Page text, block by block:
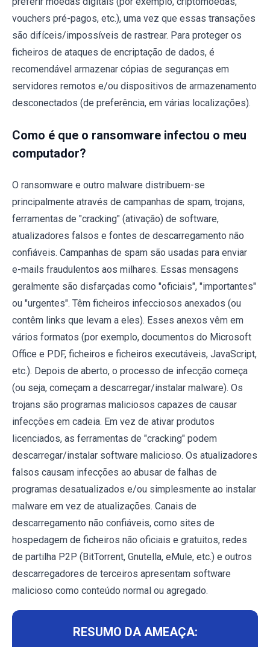
vouchers pré-pagos, etc.), uma vez que essas transações
são difíceis/impossíveis de rastrear. Para proteger os
ficheiros de ataques de encriptação de dados, é
recomendável armazenar cópias de seguranças em
servidores remotos e/ou dispositivos de armazenamento
desconectados (de preferência, em várias localizações).
Como é que o ransomware infectou o meu
computador?
O ransomware e outro malware distribuem-se
principalmente através de campanhas de spam, trojans,
ferramentas de "cracking" (ativação) de software,
atualizadores falsos e fontes de descarregamento não
confiáveis. Campanhas de spam são usadas para enviar
e-mails fraudulentos aos milhares. Essas mensagens
geralmente são disfarçadas como "oficiais", "importantes"
ou "urgentes". Têm ficheiros infecciosos anexados (ou
contêm links que levam a eles). Esses anexos vêm em
vários formatos (por exemplo, documentos do Microsoft
Office e PDF, ficheiros e ficheiros executáveis, JavaScript,
etc.). Depois de aberto, o processo de infecção começa
(ou seja, começam a descarregar/instalar malware). Os
trojans são programas maliciosos capazes de causar
infecções em cadeia. Em vez de ativar produtos
licenciados, as ferramentas de "cracking" podem
descarregar/instalar software malicioso. Os atualizadores
falsos causam infecções ao abusar de falhas de
programas desatualizados e/ou simplesmente ao instalar
malware em vez de atualizações. Canais de
descarregamento não confiáveis, como sites de
hospedagem de ficheiros não oficiais e gratuitos, redes
de partilha P2P (BitTorrent, Gnutella, eMule, etc.) e outros
descarregadores de terceiros apresentam software
malicioso como conteúdo normal ou agregado.
RESUMO DA AMEAÇA: